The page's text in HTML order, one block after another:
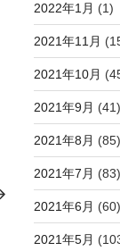
2022年1月 (1)
2021年11月
2021年10月
2021年9月 (41)
2021年8月 (85)
2021年7月 (83)
2021年6月 (60)
2021年5月